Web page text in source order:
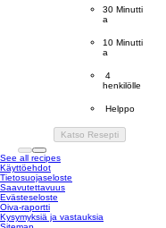
CookingTime
30 Minutti
a
PreparationTime
10 Minutti
a
Servings
4
henkilölle
Difficulty
Helppo
Katso Resepti
See all recipes
Käyttöehdot
Tietosuojaseloste
Saavutettavuus
Evästeseloste
Muokkaa asetuksia